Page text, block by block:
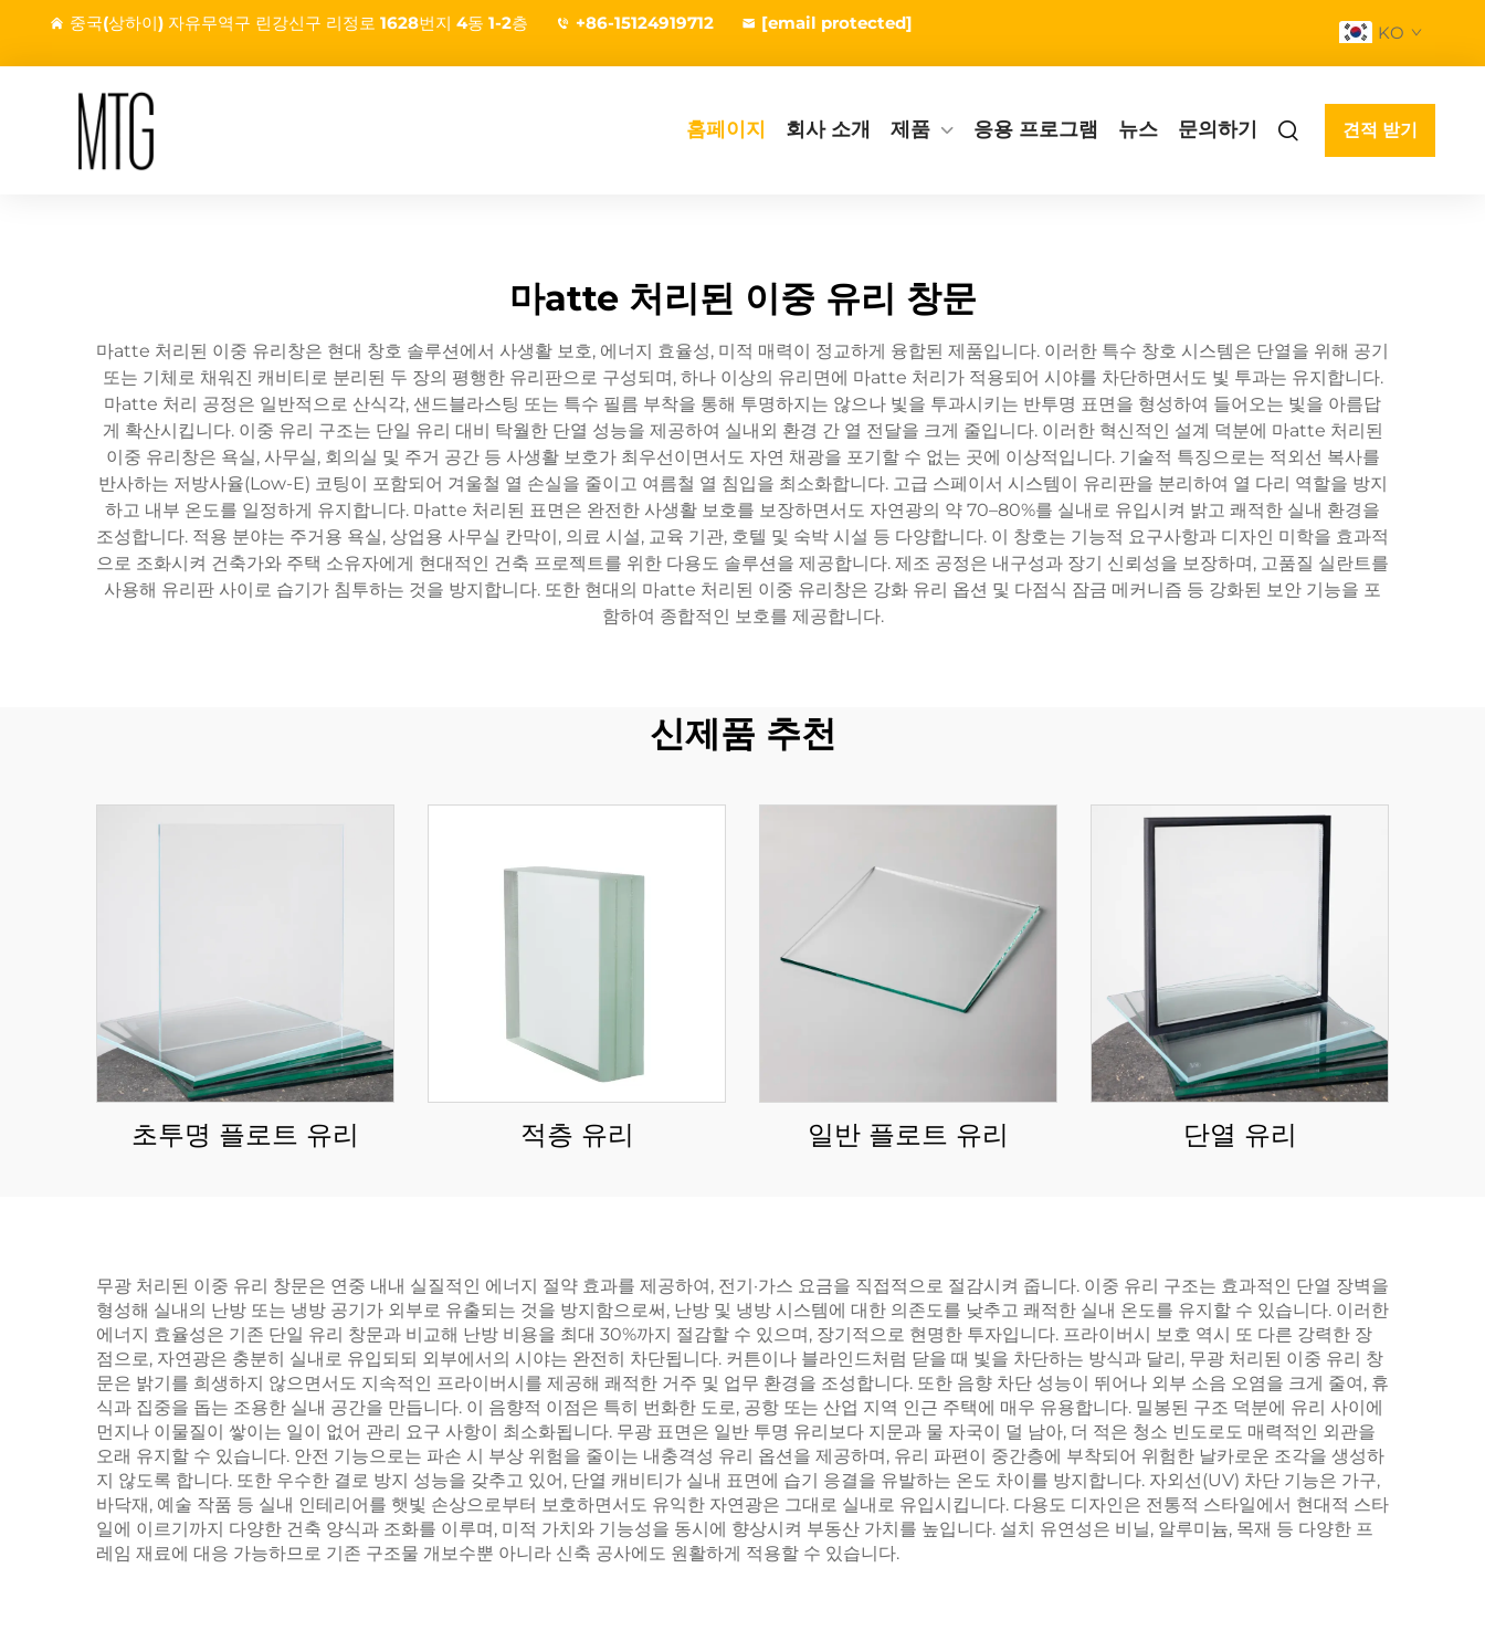
중국(상하이) 자유무역구 린강신구 리정로 1628번지 4동 1-2층 +86-15124919712 [email protected] KO
홈페이지 회사 소개 제품 응용 프로그램 뉴스 문의하기 견적 받기
마atte 처리된 이중 유리 창문
마atte 처리된 이중 유리창은 현대 창호 솔루션에서 사생활 보호, 에너지 효율성, 미적 매력이 정교하게 융합된 제품입니다. 이러한 특수 창호 시스템은 단열을 위해 공기
또는 기체로 채워진 캐비티로 분리된 두 장의 평행한 유리판으로 구성되며, 하나 이상의 유리면에 마atte 처리가 적용되어 시야를 차단하면서도 빛 투과는 유지합니다.
마atte 처리 공정은 일반적으로 산식각, 샌드블라스팅 또는 특수 필름 부착을 통해 투명하지는 않으나 빛을 투과시키는 반투명 표면을 형성하여 들어오는 빛을 아름답
게 확산시킵니다. 이중 유리 구조는 단일 유리 대비 탁월한 단열 성능을 제공하여 실내외 환경 간 열 전달을 크게 줄입니다. 이러한 혁신적인 설계 덕분에 마atte 처리된
이중 유리창은 욕실, 사무실, 회의실 및 주거 공간 등 사생활 보호가 최우선이면서도 자연 채광을 포기할 수 없는 곳에 이상적입니다. 기술적 특징으로는 적외선 복사를
반사하는 저방사율(Low-E) 코팅이 포함되어 겨울철 열 손실을 줄이고 여름철 열 침입을 최소화합니다. 고급 스페이서 시스템이 유리판을 분리하여 열 다리 역할을 방지
하고 내부 온도를 일정하게 유지합니다. 마atte 처리된 표면은 완전한 사생활 보호를 보장하면서도 자연광의 약 70–80%를 실내로 유입시켜 밝고 쾌적한 실내 환경을
조성합니다. 적용 분야는 주거용 욕실, 상업용 사무실 칸막이, 의료 시설, 교육 기관, 호텔 및 숙박 시설 등 다양합니다. 이 창호는 기능적 요구사항과 디자인 미학을 효과적
으로 조화시켜 건축가와 주택 소유자에게 현대적인 건축 프로젝트를 위한 다용도 솔루션을 제공합니다. 제조 공정은 내구성과 장기 신뢰성을 보장하며, 고품질 실란트를
사용해 유리판 사이로 습기가 침투하는 것을 방지합니다. 또한 현대의 마atte 처리된 이중 유리창은 강화 유리 옵션 및 다점식 잠금 메커니즘 등 강화된 보안 기능을 포
함하여 종합적인 보호를 제공합니다.
신제품 추천
초투명 플로트 유리 적층 유리 일반 플로트 유리 단열 유리
무광 처리된 이중 유리 창문은 연중 내내 실질적인 에너지 절약 효과를 제공하여, 전기·가스 요금을 직접적으로 절감시켜 줍니다. 이중 유리 구조는 효과적인 단열 장벽을
형성해 실내의 난방 또는 냉방 공기가 외부로 유출되는 것을 방지함으로써, 난방 및 냉방 시스템에 대한 의존도를 낮추고 쾌적한 실내 온도를 유지할 수 있습니다. 이러한
에너지 효율성은 기존 단일 유리 창문과 비교해 난방 비용을 최대 30%까지 절감할 수 있으며, 장기적으로 현명한 투자입니다. 프라이버시 보호 역시 또 다른 강력한 장
점으로, 자연광은 충분히 실내로 유입되되 외부에서의 시야는 완전히 차단됩니다. 커튼이나 블라인드처럼 닫을 때 빛을 차단하는 방식과 달리, 무광 처리된 이중 유리 창
문은 밝기를 희생하지 않으면서도 지속적인 프라이버시를 제공해 쾌적한 거주 및 업무 환경을 조성합니다. 또한 음향 차단 성능이 뛰어나 외부 소음 오염을 크게 줄여, 휴
식과 집중을 돕는 조용한 실내 공간을 만듭니다. 이 음향적 이점은 특히 번화한 도로, 공항 또는 산업 지역 인근 주택에 매우 유용합니다. 밀봉된 구조 덕분에 유리 사이에
먼지나 이물질이 쌓이는 일이 없어 관리 요구 사항이 최소화됩니다. 무광 표면은 일반 투명 유리보다 지문과 물 자국이 덜 남아, 더 적은 청소 빈도로도 매력적인 외관을
오래 유지할 수 있습니다. 안전 기능으로는 파손 시 부상 위험을 줄이는 내충격성 유리 옵션을 제공하며, 유리 파편이 중간층에 부착되어 위험한 날카로운 조각을 생성하
지 않도록 합니다. 또한 우수한 결로 방지 성능을 갖추고 있어, 단열 캐비티가 실내 표면에 습기 응결을 유발하는 온도 차이를 방지합니다. 자외선(UV) 차단 기능은 가구,
바닥재, 예술 작품 등 실내 인테리어를 햇빛 손상으로부터 보호하면서도 유익한 자연광은 그대로 실내로 유입시킵니다. 다용도 디자인은 전통적 스타일에서 현대적 스타
일에 이르기까지 다양한 건축 양식과 조화를 이루며, 미적 가치와 기능성을 동시에 향상시켜 부동산 가치를 높입니다. 설치 유연성은 비닐, 알루미늄, 목재 등 다양한 프
레임 재료에 대응 가능하므로 기존 구조물 개보수뿐 아니라 신축 공사에도 원활하게 적용할 수 있습니다.